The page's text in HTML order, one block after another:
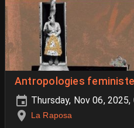
Antropologies
Thursday, Nov 06,
La Raposa